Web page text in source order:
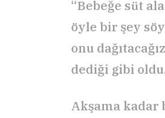
“Bebeğe süt
öyle bir şey
onu
dediği gibi
Akşama kadar